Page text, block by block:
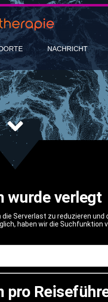
NACHRICHT
wurde verlegt
Serverlast zu reduzieren
haben wir die Suchfunktion
pro